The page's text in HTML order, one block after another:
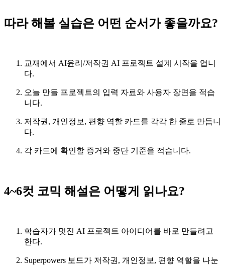
따라 해볼 실습은 어떤 순서가 좋을까요?
교재에서 AI윤리/저작권 AI 프로젝트 설계 시작을 엽니
다.
오늘 만들 프로젝트의 입력 자료와 사용자 장면을 적습
니다.
저작권, 개인정보, 편향 역할 카드를 각각 한 줄로 만듭니
다.
각 카드에 확인할 증거와 중단 기준을 적습니다.
4~6컷 코믹 해설은 어떻게 읽나요?
학습자가 멋진 AI 프로젝트 아이디어를 바로 만들려고
한다.
Superpowers 보드가 저작권, 개인정보, 편향 역할을 나눈